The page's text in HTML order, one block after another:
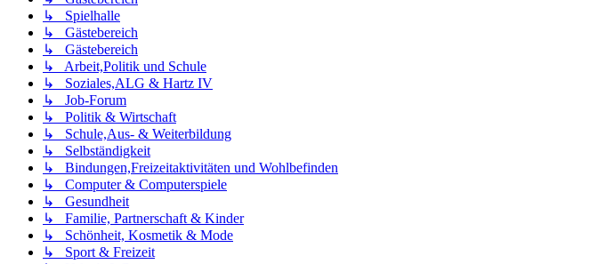
↳ Spielhalle
↳ Gästebereich
↳ Gästebereich
↳ Arbeit,Politik und Schule
↳ Soziales,ALG & Hartz IV
↳ Job-Forum
↳ Politik & Wirtschaft
↳ Schule,Aus- & Weiterbildung
↳ Selbständigkeit
↳ Bindungen,Freizeitaktivitäten und Wohlbefinden
↳ Computer & Computerspiele
↳ Gesundheit
↳ Familie, Partnerschaft & Kinder
↳ Schönheit, Kosmetik & Mode
↳ Sport & Freizeit